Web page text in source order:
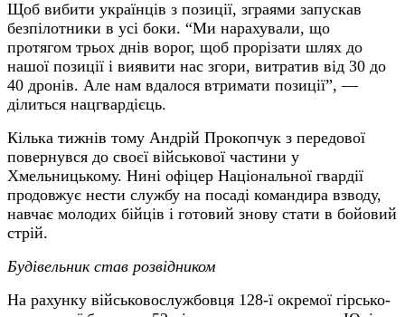
Щоб вибити українців з позиції, зграями запускав
безпілотники в усі боки. “Ми нарахували, що
протягом трьох днів ворог, щоб прорізати шлях до
нашої позиції і виявити нас згори, витратив від 30 до
40 дронів. Але нам вдалося втримати позиції”, —
ділиться нацгвардієць.
Кілька тижнів тому Андрій Прокопчук з передової
повернувся до своєї військової частини у
Хмельницькому. Нині офіцер Національної гвардії
продовжує нести службу на посаді командира взводу,
навчає молодих бійців і готовий знову стати в бойовий
стрій.
Будівельник став розвідником
На рахунку військовослужбовця 128-ї окремої гірсько-